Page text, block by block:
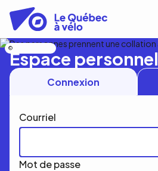
contenu
principal
Espace personnel
Connexion
Courriel
Mot de passe